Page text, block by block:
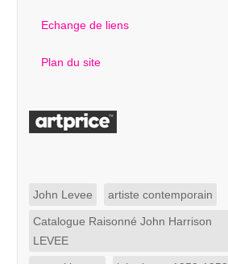
Echange de liens
Plan du site
John Levee artiste contemporain
Catalogue Raisonné John Harrison
LEVEE